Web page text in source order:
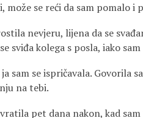
može se reći da sam pomalo i
nevjeru, lijena da se
sviđa kolega s posla, iako
sam se ispričavala. Govorila
na tebi.
pet dana nakon, kad